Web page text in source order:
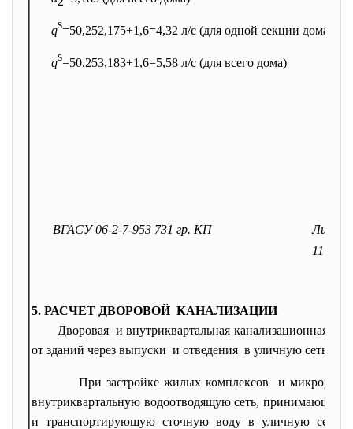
qs=5ּ0,25ּ2,175+1,6=4,32 л/с (для одной секции дома)
qs=5ּ0,25ּ3,183+1,6=5,58 л/с (для всего дома)
ВГАСУ 06-2-7-953 731 гр. КП
Лист
11
5. РАСЧЕТ ДВОРОВОЙ КАНАЛИЗАЦИИ
Дворовая и внутриквартальная канализационная
от зданий через выпуски и отведения в уличную сеть.
При застройке жилых комплексов и
внутриквартальную водоотводящую сеть, принимающую
и транспортирующую сточную воду в уличную сеть.